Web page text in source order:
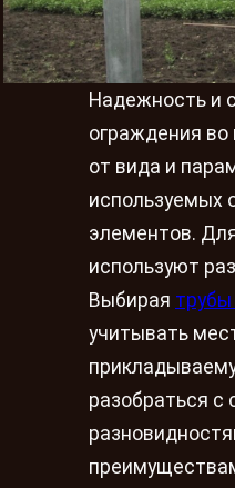
Надежность и
ограждения во
от вида и
используемых
элементов.
используют
Выбирая
учитывать
разобраться